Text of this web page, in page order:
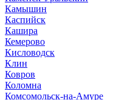
Камышин
Каспийск
Кашира
Кемерово
Кисловодск
Клин
Ковров
Коломна
Комсомольск-на-Амуре